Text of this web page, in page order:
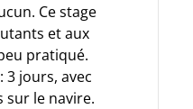
Ce stage
et aux
pratiqué.
: 3 jours, avec
sur le navire.